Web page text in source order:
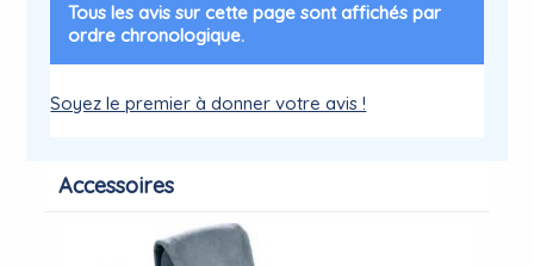
Tous les avis sur cette page sont affichés par
ordre chronologique.
Soyez le premier à donner votre avis !
Accessoires